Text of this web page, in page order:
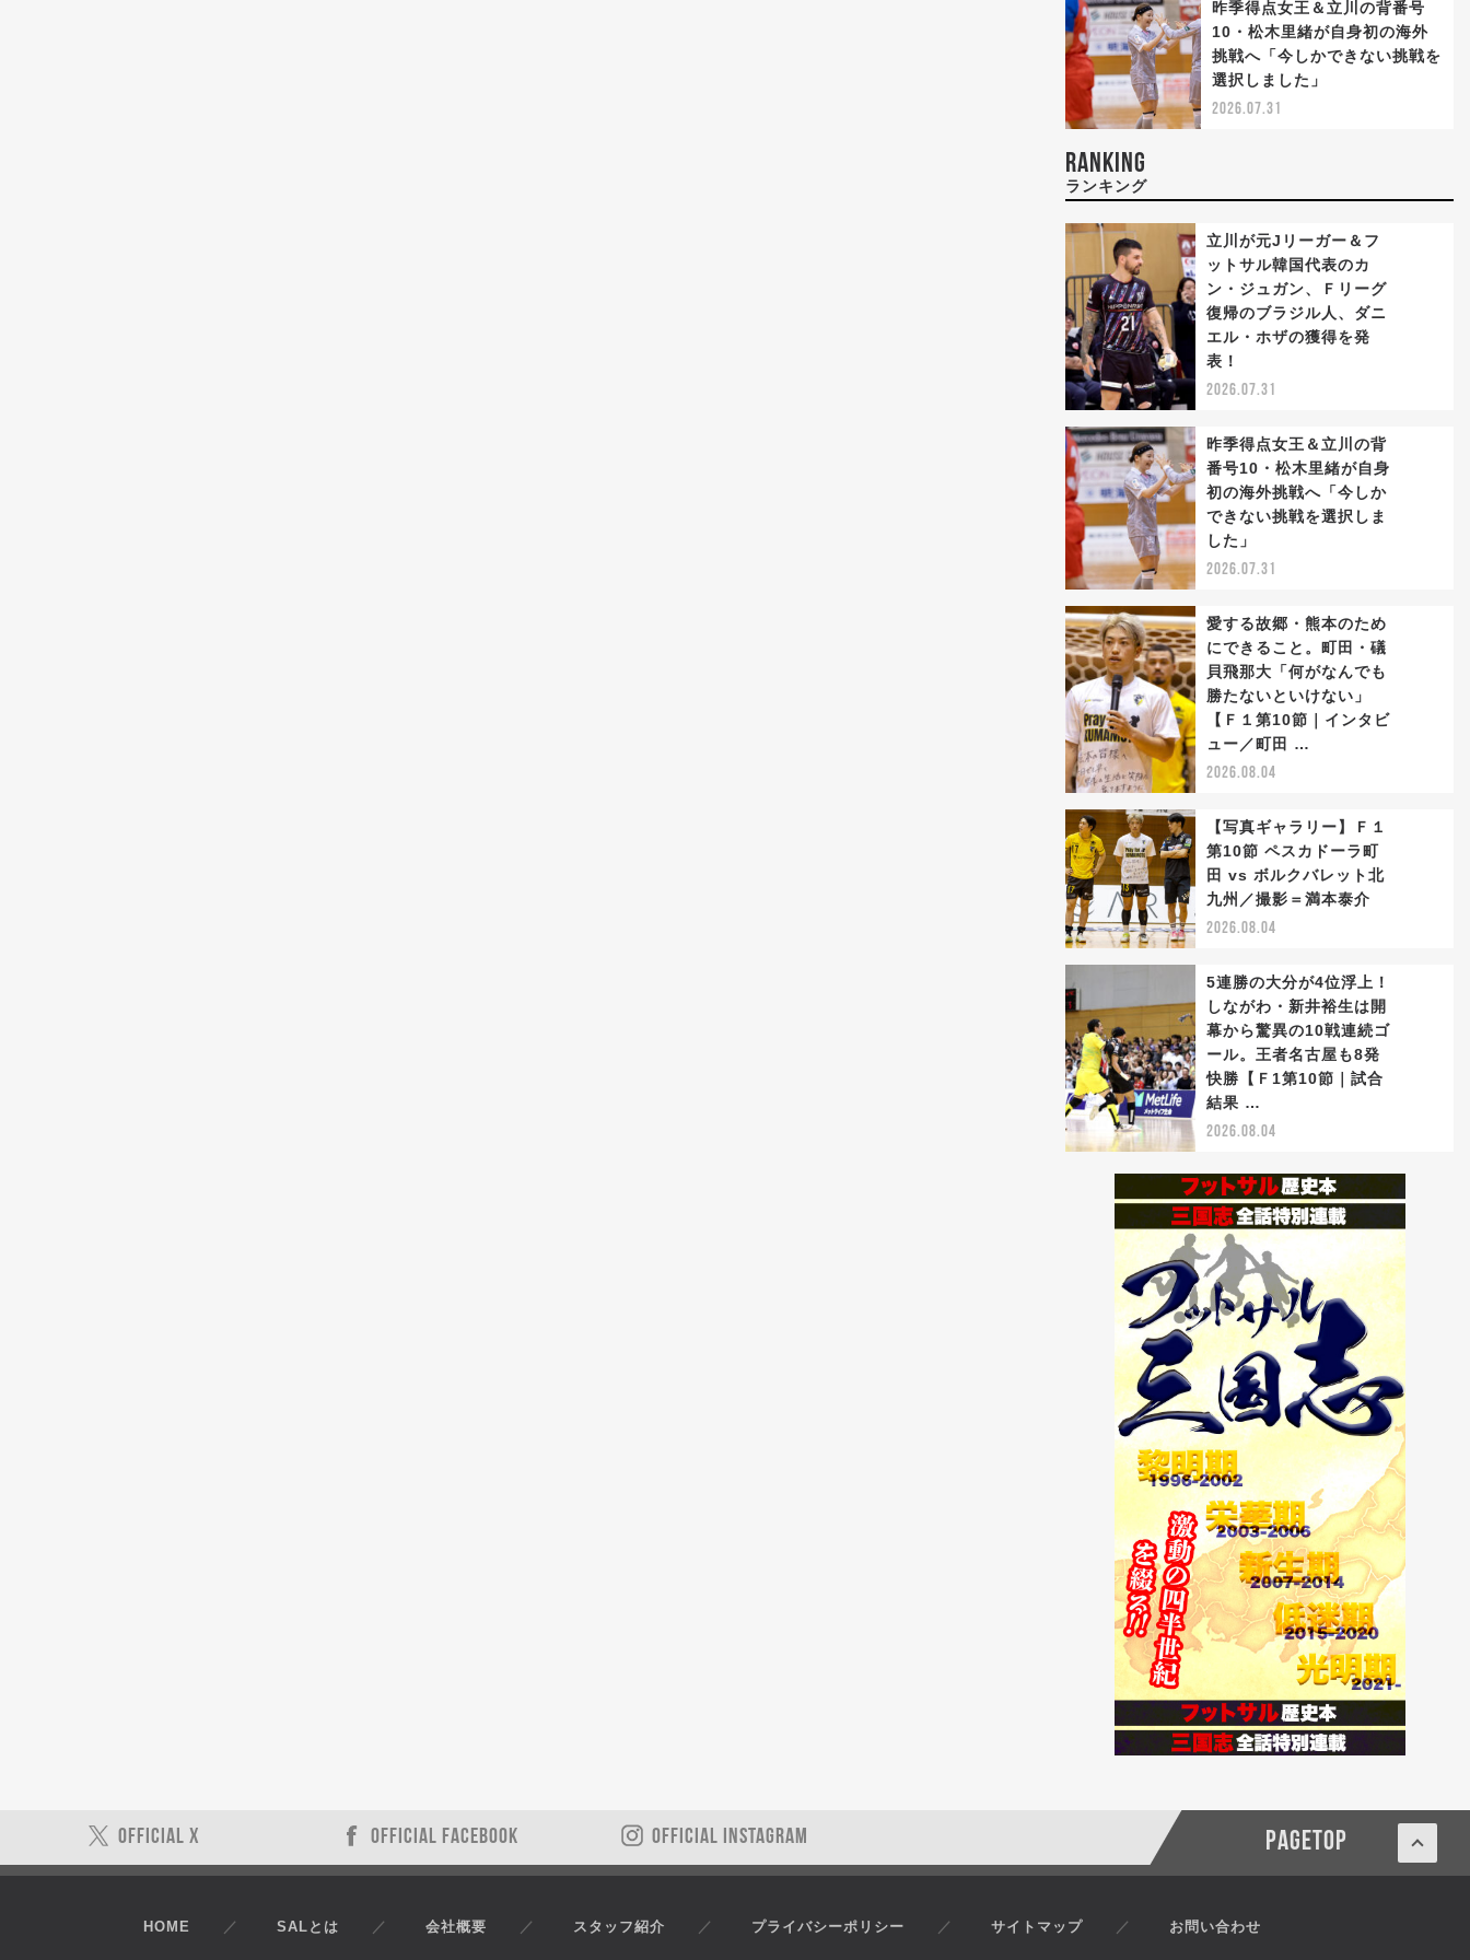
昨季得点女王＆立川の背番号
10・松木里緒が自身初の海外
挑戦へ「今しかできない挑戦を
選択しました」
2026.07.31
RANKING
ランキング
立川が元Jリーガー＆フ
ットサル韓国代表のカ
ン・ジュガン、Ｆリーグ
復帰のブラジル人、ダニ
エル・ホザの獲得を発
表！
2026.07.31
昨季得点女王＆立川の背
番号10・松木里緒が自身
初の海外挑戦へ「今しか
できない挑戦を選択しま
した」
2026.07.31
愛する故郷・熊本のため
にできること。町田・礒
貝飛那大「何がなんでも
勝たないといけない」
【Ｆ１第10節｜インタビ
ュー／町田 …
2026.08.04
【写真ギャラリー】Ｆ１
第10節 ペスカドーラ町
田 vs ボルクバレット北
九州／撮影＝満本泰介
2026.08.04
5連勝の大分が4位浮上！
しながわ・新井裕生は開
幕から驚異の10戦連続ゴ
ール。王者名古屋も8発
快勝【Ｆ1第10節｜試合
結果 …
2026.08.04
OFFICIAL X OFFICIAL FACEBOOK OFFICIAL INSTAGRAM PAGETOP
HOME SALとは 会社概要 スタッフ紹介 プライバシーポリシー サイトマップ お問い合わせ